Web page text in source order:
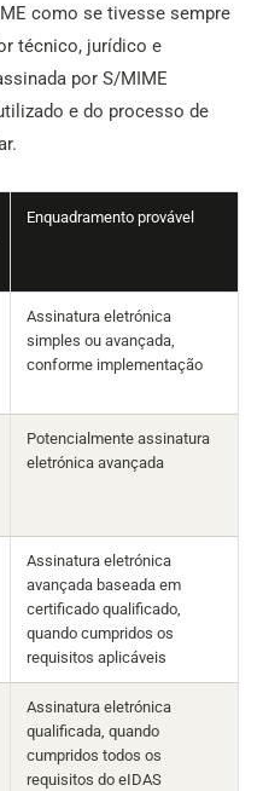
como se tivesse sempre
técnico, jurídico e
por S/MIME
e do processo de
Enquadramento provável
Assinatura eletrónica
simples ou avançada,
conforme implementação
Potencialmente assinatura
eletrónica avançada
Assinatura eletrónica
avançada baseada em
certificado qualificado,
quando cumpridos os
requisitos aplicáveis
Assinatura eletrónica
qualificada, quando
cumpridos todos os
requisitos do eIDAS